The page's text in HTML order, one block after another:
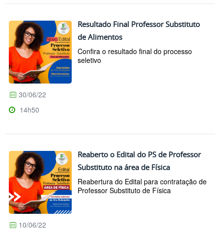
Resultado Final Professor Substituto
de Alimentos
Confira o resultado final do processo
seletivo
30/06/22
14h50
Reaberto o Edital do PS de Professor
Substituto na área de Física
Reabertura do Edital para contratação de
Professor Substituto de Física
10/06/22